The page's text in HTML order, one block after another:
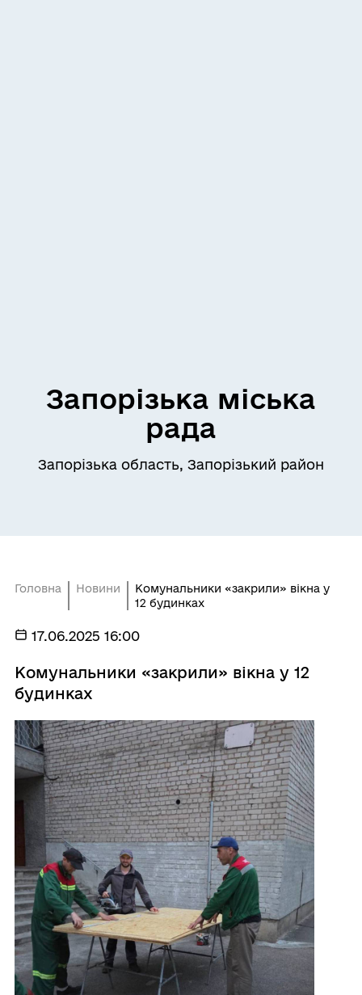
Запорізька міська
рада
Запорізька область, Запорізький район
Головна Новини
Комунальники «закрили» вікна у
12 будинках
17.06.2025 16:00
Комунальники «закрили» вікна у 12
будинках